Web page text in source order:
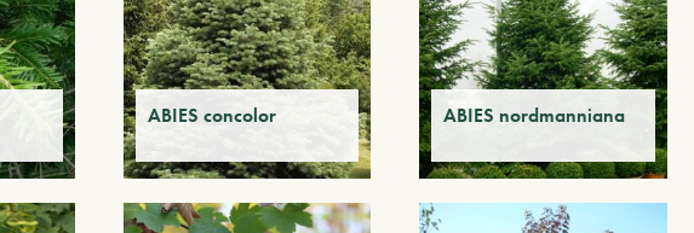
ABIES concolor ABIES nordmanniana